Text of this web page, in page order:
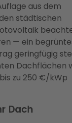
aus dem
städtischen
— ein
geringfügig
Dachflächen
zu 250 €/kWp
Dach